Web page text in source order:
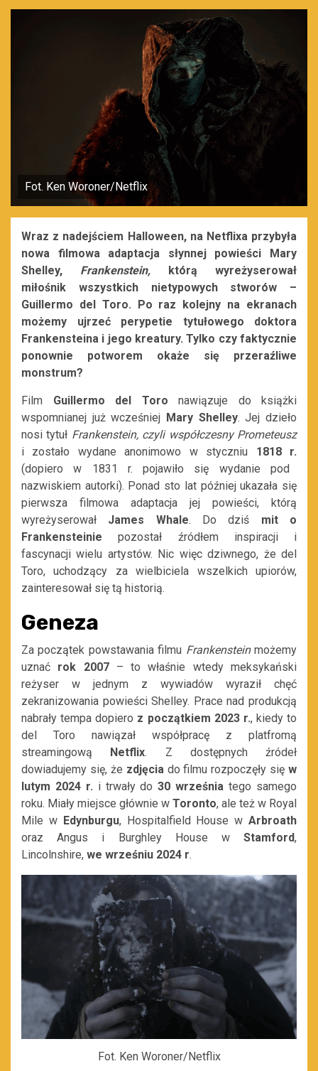
Fot. Ken Woroner/Netflix
Wraz z nadejściem Halloween, na Netflixa przybyła
nowa filmowa adaptacja słynnej powieści Mary
Shelley, Frankenstein, którą wyreżyserował
miłośnik wszystkich nietypowych stworów –
Guillermo del Toro. Po raz kolejny na ekranach
możemy ujrzeć perypetie tytułowego doktora
Frankensteina i jego kreatury. Tylko czy faktycznie
ponownie potworem okaże się przeraźliwe
monstrum?
Film Guillermo del Toro nawiązuje do książki
wspomnianej już wcześniej Mary Shelley. Jej dzieło
nosi tytuł Frankenstein, czyli współczesny Prometeusz
i zostało wydane anonimowo w styczniu 1818 r.
(dopiero w 1831 r. pojawiło się wydanie pod
nazwiskiem autorki). Ponad sto lat później ukazała się
pierwsza filmowa adaptacja jej powieści, którą
wyreżyserował James Whale. Do dziś mit o
Frankensteinie pozostał źródłem inspiracji i
fascynacji wielu artystów. Nic więc dziwnego, że del
Toro, uchodzący za wielbiciela wszelkich upiorów,
zainteresował się tą historią.
Geneza
Za początek powstawania filmu Frankensteinmożemy
uznać rok 2007 –to właśnie wtedy meksykański
reżyser w jednym z wywiadów wyraził chęć
zekranizowania powieści Shelley. Prace nad produkcją
nabrały tempa dopiero z początkiem 2023 r., kiedy to
del Toro nawiązał współpracę z platfromą
streamingową Netflix. Z dostępnych źródeł
dowiadujemy się, że zdjęciado filmu rozpoczęły się w
lutym 2024 r. i trwały do30 września tego samego
roku. Miały miejsce głównie w Toronto, ale też w Royal
Mile w Edynburgu, Hospitalfield HousewArbroath
oraz Angus i Burghley House wStamford,
Lincolnshire, we wrześniu 2024 r.
Fot. Ken Woroner/Netflix